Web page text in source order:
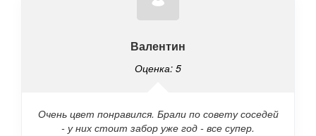
Валентин
Оценка: 5
Очень цвет понравился. Брали по совету соседей
- у них стоит забор уже год - все супер.